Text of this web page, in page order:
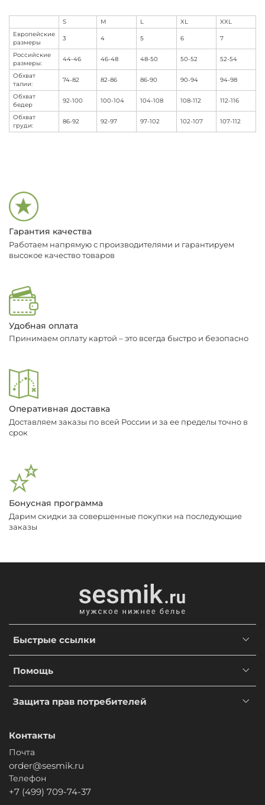
S M L XL
XXL
Европейские
размеры
3 4 5 6 7
Российские
размеры:
44-46 46-48 48-50 50-52 52-54
Обхват
талии:
74-82 82-86 86-90 90-94 94-98
Обхват
бедер
92-100 100-104 104-108 108-112 112-116
Обхват
груди:
86-92 92-97 97-102 102-107 107-112
Гарантия качества
Работаем напрямую с производителями и гарантируем
высокое качество товаров
Удобная оплата
Принимаем оплату картой – это всегда быстро и безопасно
Оперативная доставка
Доставляем заказы по всей России и за ее пределы точно в
срок
Бонусная программа
Дарим скидки за совершенные покупки на последующие
заказы
Быстрые ссылки
Помощь
Защита прав потребителей
Контакты
Почта
order@sesmik.ru
Телефон
+7 (499) 709-74-37